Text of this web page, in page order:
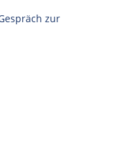
zur